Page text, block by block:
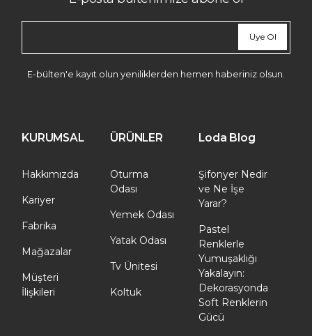
Üye Ol
E-bülten'e kayıt olun yeniliklerden hemen haberiniz olsun.
KURUMSAL
Hakkımızda
Kariyer
Fabrika
Mağazalar
Müşteri
İlişkileri
ÜRÜNLER
Oturma
Odası
Yemek Odası
Yatak Odası
Tv Ünitesi
Koltuk
Loda Blog
Şifonyer Nedir
ve Ne İşe
Yarar?
Pastel
Renklerle
Yumuşaklığı
Yakalayın:
Dekorasyonda
Soft Renklerin
Gücü